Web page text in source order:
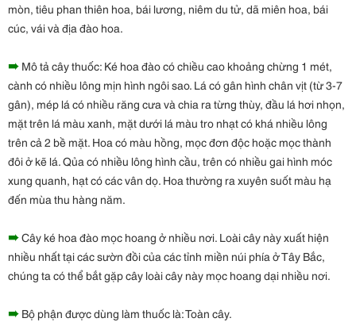
mòn, tiêu phan thiên hoa, bái lương, niêm du tử, dã miên hoa, bái
cúc, vái và địa đào hoa.
➠ Mô tả cây thuốc: Ké hoa đào có chiều cao khoảng chừng 1 mét,
cành có nhiều lông mịn hình ngôi sao. Lá có gân hình chân vịt (từ 3-7
gân), mép lá có nhiều răng cưa và chia ra từng thùy, đầu lá hơi nhọn,
mặt trên lá màu xanh, mặt dưới lá màu tro nhạt có khá nhiều lông
trên cả 2 bề mặt. Hoa có màu hồng, mọc đơn độc hoặc mọc thành
đôi ở kẽ lá. Qủa có nhiều lông hình cầu, trên có nhiều gai hình móc
xung quanh, hạt có các vân dọ. Hoa thường ra xuyên suốt màu hạ
đến mùa thu hàng năm.
➠Cây ké hoa đào mọc hoang ở nhiều nơi. Loài cây này xuất hiện
nhiều nhất tại các sườn đồi của các tỉnh miền núi phía ở Tây Bắc,
chúng ta có thể bắt gặp cây loài cây này mọc hoang dại nhiều nơi.
➠ Bộ phận được dùng làm thuốc là: Toàn cây.